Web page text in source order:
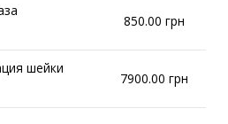
850.00 грн
шейки
7900.00 грн